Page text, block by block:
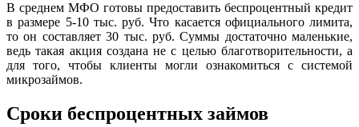
В среднем МФО готовы предоставить беспроцентный кредит
в размере 5-10 тыс. руб. Что касается официального лимита,
то он составляет 30 тыс. руб. Суммы достаточно маленькие,
ведь такая акция создана не с целью благотворительности, а
для того, чтобы клиенты могли ознакомиться с системой
микрозаймов.
Сроки беспроцентных займов